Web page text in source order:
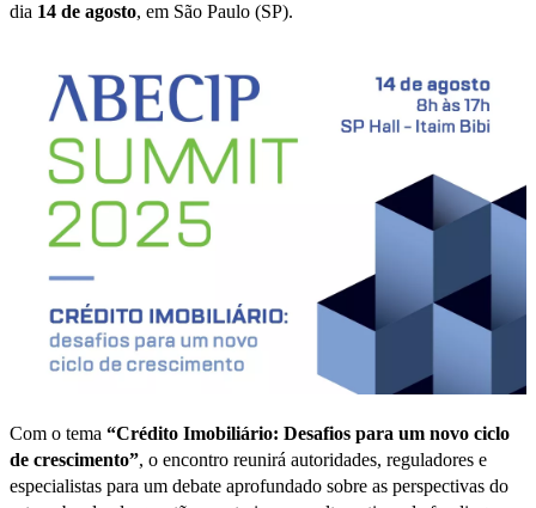
dia 14 de agosto, em São Paulo (SP).
Com o tema “Crédito Imobiliário: Desafios para um novo ciclo
de crescimento”, o encontro reunirá autoridades, reguladores e
especialistas para um debate aprofundado sobre as perspectivas do